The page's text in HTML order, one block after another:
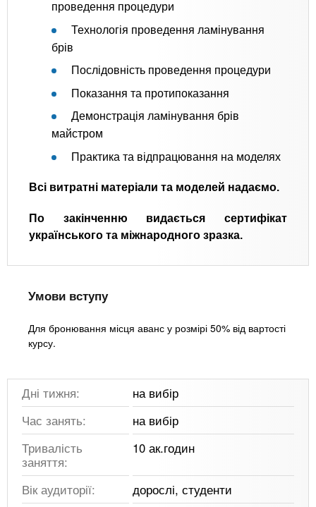
проведення процедури
Технологія проведення ламінування
брів
Послідовність проведення процедури
Показання та протипоказання
Демонстрація ламінування брів
майстром
Практика та відпрацювання на моделях
Всі витратні матеріали та моделей надаємо.
По закінченню видається сертифікат
українського та міжнародного зразка.
Умови вступу
Для бронювання місця аванс у розмірі 50% від вартості
курсу.
Дні тижня:
на вибір
Час занять:
на вибір
Тривалість
заняття:
10 ак.годин
Вік аудиторії:
дорослі, студенти